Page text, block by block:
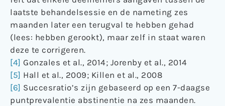
laatste behandelsessie en de nameting zes
maanden later een terugval te hebben gehad
(lees: hebben gerookt), maar zelf in staat waren
deze te corrigeren.
[4] Gonzales et al., 2014; Jorenby et al., 2014
[5] Hall et al., 2009; Killen et al., 2008
[6] Succesratio’s zijn gebaseerd op een 7-daagse
puntprevalentie abstinentie na zes maanden.